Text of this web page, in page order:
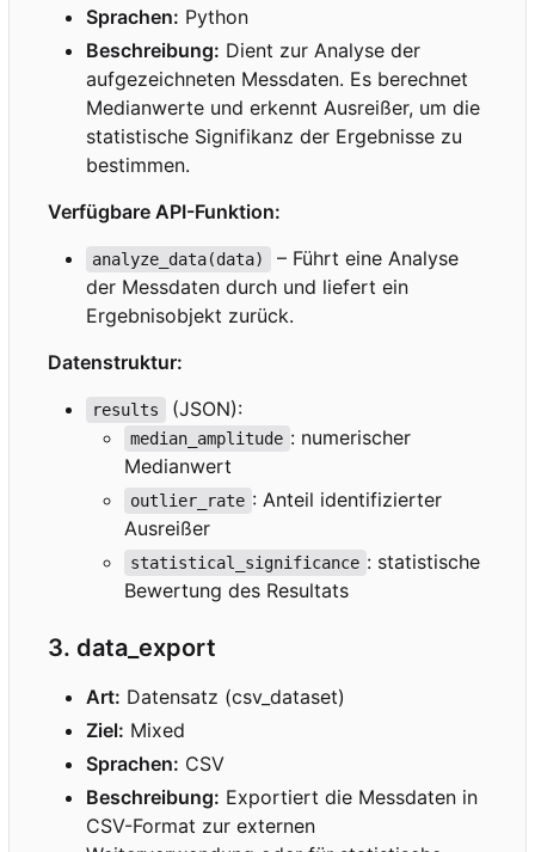
Sprachen: Python
Beschreibung: Dient zur Analyse der
aufgezeichneten Messdaten. Es berechnet
Medianwerte und erkennt Ausreißer, um die
statistische Signifikanz der Ergebnisse zu
bestimmen.
Verfügbare API-Funktion:
analyze_data(data) –Führt eine Analyse
der Messdaten durch und liefert ein
Ergebnisobjekt zurück.
Datenstruktur:
results (JSON):
median_amplitude : numerischer
Medianwert
outlier_rate : Anteil identifizierter
Ausreißer
statistical_significance : statistische
Bewertung des Resultats
3. data_export
Art: Datensatz (csv_dataset)
Ziel: Mixed
Sprachen: CSV
Beschreibung: Exportiert die Messdaten in
CSV-Format zur externen